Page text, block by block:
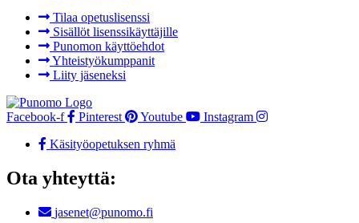
Tilaa opetuslisenssi
Sisällöt lisenssikäyttäjille
Punomon käyttöehdot
Yhteistyökumppanit
Liity jäseneksi
Facebook-f Pinterest Youtube
Instagram
Käsityöopetuksen ryhmä
Ota yhteyttä:
jasenet@punomo.fi